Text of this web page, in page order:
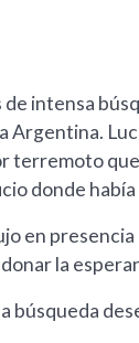
de intensa
Argentina.
terremoto
donde
en
la
búsqueda